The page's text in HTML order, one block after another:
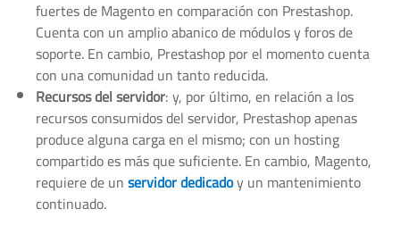
fuertes de Magento en comparación con Prestashop.
Cuenta con un amplio abanico de módulos y foros de
soporte. En cambio, Prestashop por el momento cuenta
con una comunidad un tanto reducida.
Recursos del servidor: y, por último, en relación a los
recursos consumidos del servidor, Prestashop apenas
produce alguna carga en el mismo; con un hosting
compartido es más que suficiente. En cambio, Magento,
requiere de unservidor dedicadoy un mantenimiento
continuado.